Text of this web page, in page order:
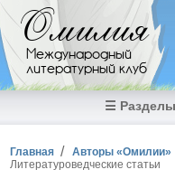
Перейти к основному
Омилия
Международный
литературный клуб
☰
Вы здесь
Главная Авторы «Омилии»
Литературоведческие статьи